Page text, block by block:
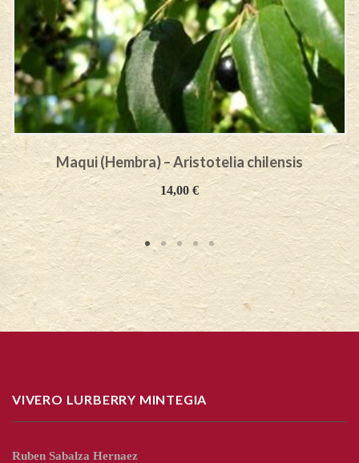
Maqui (Hembra) – Aristotelia chilensis
14,00€
VIVERO LURBERRY MINTEGIA
Ruben Sabalza Hernaez